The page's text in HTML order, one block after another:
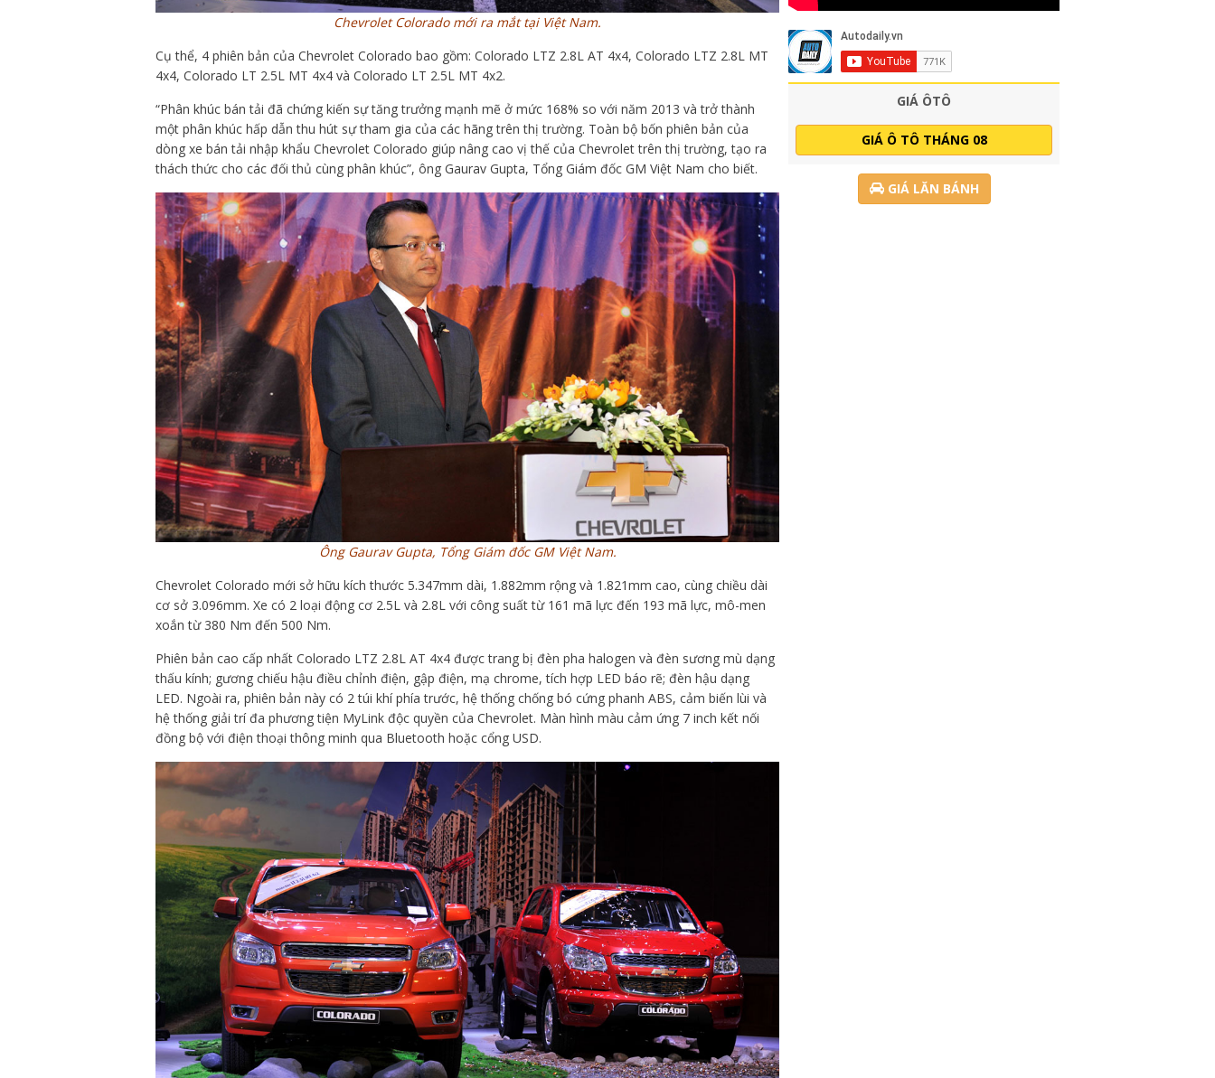
Chevrolet Colorado mới ra mắt tại Việt Nam.
Cụ thể, 4 phiên bản của Chevrolet Colorado bao gồm: Colorado LTZ 2.8L AT 4x4, Colorado LTZ 2.8L MT
4x4, Colorado LT 2.5L MT 4x4 và Colorado LT 2.5L MT 4x2.
“Phân khúc bán tải đã chứng kiến sự tăng trưởng mạnh mẽ ở mức 168% so với năm 2013 và trở thành
một phân khúc hấp dẫn thu hút sự tham gia của các hãng trên thị trường. Toàn bộ bốn phiên bản của
dòng xe bán tải nhập khẩu Chevrolet Colorado giúp nâng cao vị thế của Chevrolet trên thị trường, tạo ra
thách thức cho các đối thủ cùng phân khúc”, ông Gaurav Gupta, Tổng Giám đốc GM Việt Nam cho biết.
Ông Gaurav Gupta, Tổng Giám đốc GM Việt Nam.
Chevrolet Colorado mới sở hữu kích thước 5.347mm dài, 1.882mm rộng và 1.821mm cao, cùng chiều dài
cơ sở 3.096mm. Xe có 2 loại động cơ 2.5L và 2.8L với công suất từ 161 mã lực đến 193 mã lực, mô-men
xoắn từ 380 Nm đến 500 Nm.
Phiên bản cao cấp nhất Colorado LTZ 2.8L AT 4x4 được trang bị đèn pha halogen và đèn sương mù dạng
thấu kính; gương chiếu hậu điều chỉnh điện, gập điện, mạ chrome, tích hợp LED báo rẽ; đèn hậu dạng
LED. Ngoài ra, phiên bản này có 2 túi khí phía trước, hệ thống chống bó cứng phanh ABS, cảm biến lùi và
hệ thống giải trí đa phương tiện MyLink độc quyền của Chevrolet. Màn hình màu cảm ứng 7 inch kết nối
đồng bộ với điện thoại thông minh qua Bluetooth hoặc cổng USD.
GIÁ ÔTÔ
GIÁ Ô TÔ THÁNG 08
GIÁ LĂN BÁNH